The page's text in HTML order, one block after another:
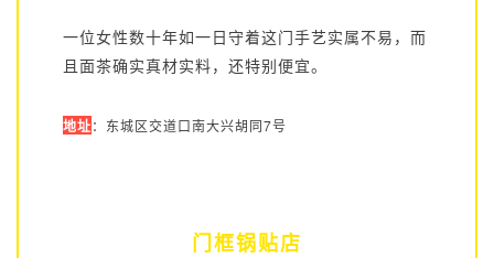
一位女性数十年如一日守着这门手艺实属不易，而
且面茶确实真材实料，还特别便宜。
地址：东城区交道口南大兴胡同7号
门框锅贴店